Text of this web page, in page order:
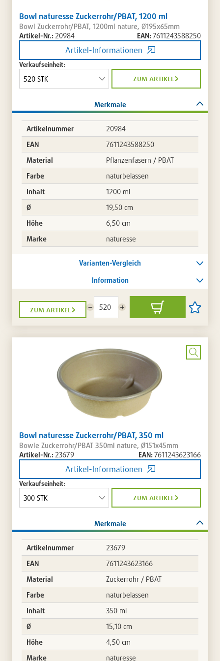
Bowl naturesse Zuckerrohr/PBAT, 1200 ml
Bowl Zuckerrohr/PBAT, 1200ml nature, Ø195x65mm
Artikel-Nr.: 20984 EAN:7611243588250
Artikel-Informationen
Verkaufseinheit:
zum artikel
Merkmale
Artikelnummer
20984
EAN
7611243588250
Material
Pflanzenfasern / PBAT
Farbe
naturbelassen
Inhalt
1200 ml
Ø
19,50 cm
Höhe
6,50 cm
Marke
naturesse
Varianten-Vergleich
Information
zum artikel
Menge
reduzieren
Menge
erhöhen
In
den
Artikel
setzen
/
Bild
Bowl naturesse Zuckerrohr/PBAT, 350 ml
Bowle Zuckerrohr/PBAT 350ml nature, Ø151x45mm
Artikel-Nr.: 23679 EAN:7611243623166
Artikel-Informationen
Verkaufseinheit:
zum artikel
Merkmale
Artikelnummer
23679
EAN
7611243623166
Material
Zuckerrohr / PBAT
Farbe
naturbelassen
Inhalt
350 ml
Ø
15,10 cm
Höhe
4,50 cm
Marke
naturesse